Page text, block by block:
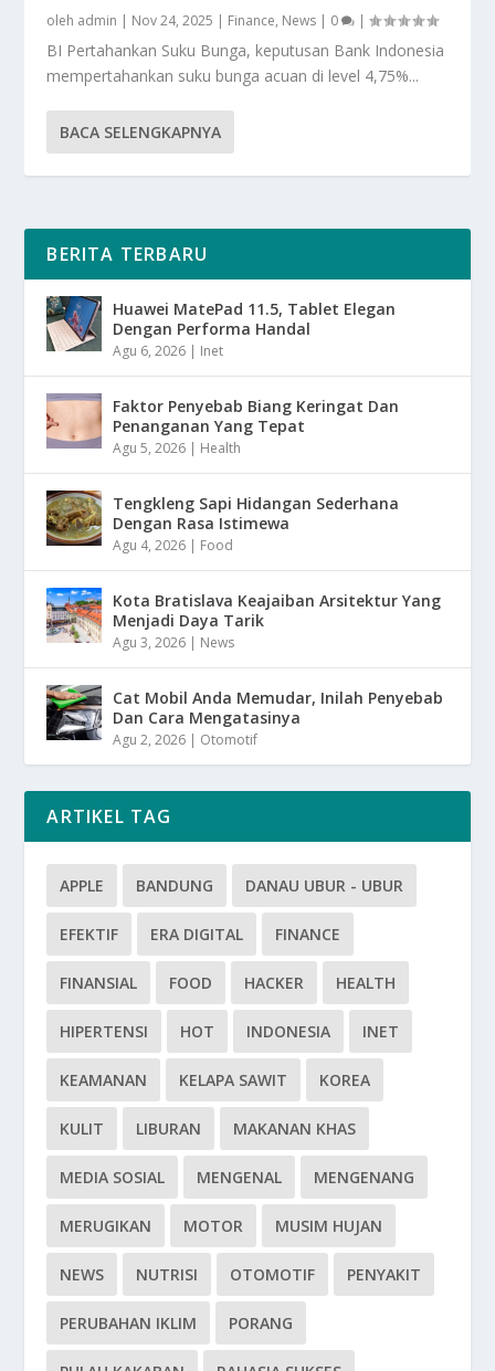
oleh admin | Nov 24, 2025 | Finance, News | 0 |
BI Pertahankan Suku Bunga, keputusan Bank Indonesia
mempertahankan suku bunga acuan di level 4,75%...
BACA SELENGKAPNYA
BERITA TERBARU
Huawei MatePad 11.5, Tablet Elegan
Dengan Performa Handal
Agu 6, 2026 | Inet
Faktor Penyebab Biang Keringat Dan
Penanganan Yang Tepat
Agu 5, 2026 | Health
Tengkleng Sapi Hidangan Sederhana
Dengan Rasa Istimewa
Agu 4, 2026 | Food
Kota Bratislava Keajaiban Arsitektur Yang
Menjadi Daya Tarik
Agu 3, 2026 | News
Cat Mobil Anda Memudar, Inilah Penyebab
Dan Cara Mengatasinya
Agu 2, 2026 | Otomotif
ARTIKEL TAG
APPLE BANDUNG DANAU UBUR - UBUR
EFEKTIF ERA DIGITAL FINANCE
FINANSIAL FOOD HACKER HEALTH
HIPERTENSI HOT INDONESIA INET
KEAMANAN KELAPA SAWIT KOREA
KULIT LIBURAN MAKANAN KHAS
MEDIA SOSIAL MENGENAL MENGENANG
MERUGIKAN MOTOR MUSIM HUJAN
NEWS NUTRISI OTOMOTIF PENYAKIT
PERUBAHAN IKLIM PORANG